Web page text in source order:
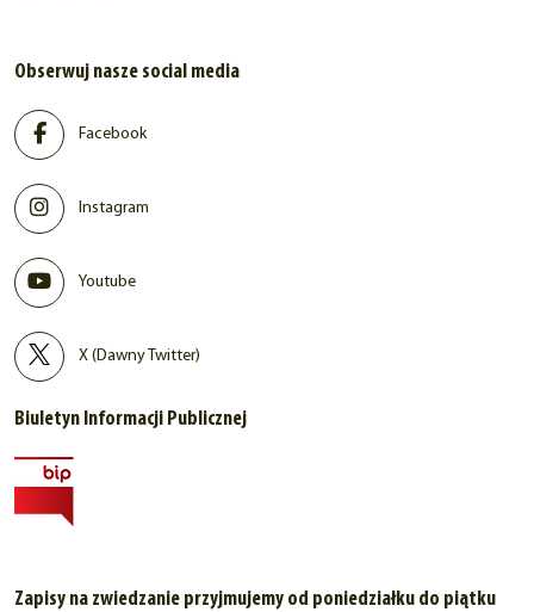
Obserwuj nasze social media
Facebook
Instagram
Youtube
X (Dawny Twitter)
Biuletyn Informacji Publicznej
Zapisy na zwiedzanie przyjmujemy od poniedziałku do piątku